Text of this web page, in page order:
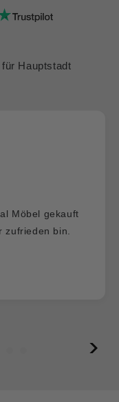
Hauptstadt
Möblerei“ noch
ein